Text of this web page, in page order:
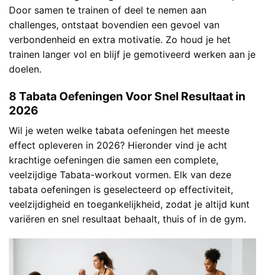
Door samen te trainen of deel te nemen aan
challenges, ontstaat bovendien een gevoel van
verbondenheid en extra motivatie. Zo houd je het
trainen langer vol en blijf je gemotiveerd werken aan je
doelen.
8 Tabata Oefeningen Voor Snel Resultaat in
2026
Wil je weten welke tabata oefeningen het meeste
effect opleveren in 2026? Hieronder vind je acht
krachtige oefeningen die samen een complete,
veelzijdige Tabata-workout vormen. Elk van deze
tabata oefeningen is geselecteerd op effectiviteit,
veelzijdigheid en toegankelijkheid, zodat je altijd kunt
variëren en snel resultaat behaalt, thuis of in de gym.